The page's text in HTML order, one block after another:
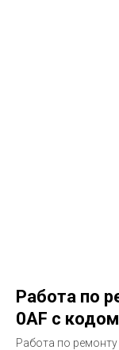
Работа по
0AF с
Работа по